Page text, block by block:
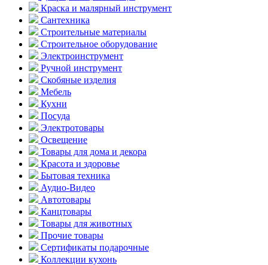
Краска и малярный инструмент
Сантехника
Строительные материалы
Строительное оборудование
Электроинструмент
Ручной инструмент
Скобяные изделия
Мебель
Кухни
Посуда
Электротовары
Освещение
Товары для дома и декора
Красота и здоровье
Бытовая техника
Аудио-Видео
Автотовары
Канцтовары
Товары для животных
Прочие товары
Сертификаты подарочные
Коллекции кухонь